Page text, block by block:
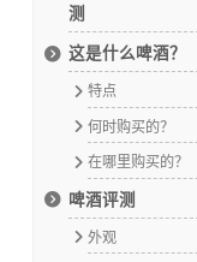
测
这是什么啤酒？
特点
何时购买的？
在哪里购买的？
啤酒评测
外观